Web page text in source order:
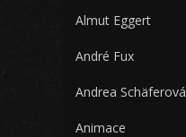
Almut Eggert
André Fux
Andrea Schäferová
Animace